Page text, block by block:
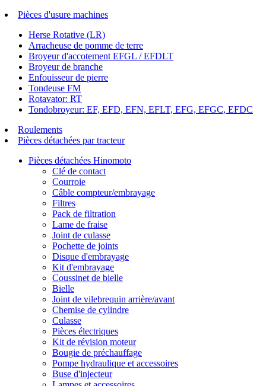
Pièces d'usure machines
Herse Rotative (LR)
Arracheuse de pomme de terre
Broyeur d'accotement EFGL / EFDLT
Broyeur de branche
Enfouisseur de pierre
Tondeuse FM
Rotavator: RT
Tondobroyeur: EF, EFD, EFN, EFLT, EFG, EFGC, EFDC
Roulements
Pièces détachées par tracteur
Pièces détachées Hinomoto
Clé de contact
Courroie
Câble compteur/embrayage
Filtres
Pack de filtration
Lame de fraise
Joint de culasse
Pochette de joints
Disque d'embrayage
Kit d'embrayage
Coussinet de bielle
Bielle
Joint de vilebrequin arrière/avant
Chemise de cylindre
Culasse
Pièces électriques
Kit de révision moteur
Bougie de préchauffage
Pompe hydraulique et accessoires
Buse d'injecteur